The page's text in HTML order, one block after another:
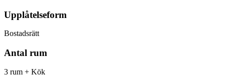
Upplåtelseform
Bostadsrätt
Antal rum
3 rum + Kök